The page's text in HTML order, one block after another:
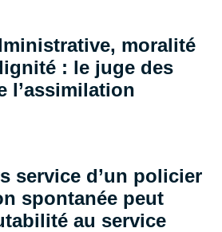
moralité
: le juge des
l’assimilation
service d’un policier
spontanée peut
au service